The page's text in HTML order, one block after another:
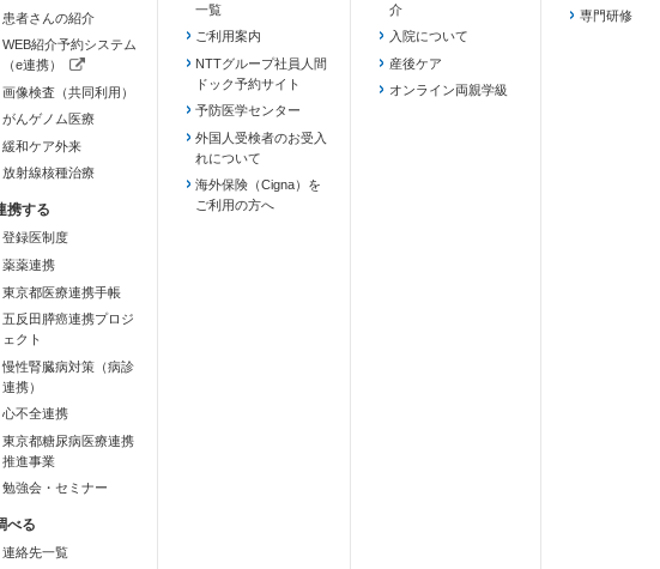
患者さんの紹介
WEB紹介予約システム
（e連携）
（新しいタブで開きます）
画像検査（共同利用）
がんゲノム医療
緩和ケア外来
放射線核種治療
登録医制度
薬薬連携
東京都医療連携手帳
五反田膵癌連携プロジ
ェクト
慢性腎臓病対策（病診
連携）
心不全連携
東京都糖尿病医療連携
推進事業
勉強会・セミナー
連絡先一覧
一覧
ご利用案内
NTTグループ社員人間
ドック予約サイト
予防医学センター
外国人受検者のお受入
れについて
海外保険（Cigna）を
ご利用の方へ
介
入院について
産後ケア
オンライン両親学級
専門研修